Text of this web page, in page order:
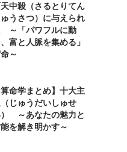
中殺（さるとりてん
うさつ）に与えられ
～「パワフルに動
富と人脈を集める」
～
算命学まとめ】十大主
じゅうだいしゅせ
） ～あなたの魅力と
を解き明かす～